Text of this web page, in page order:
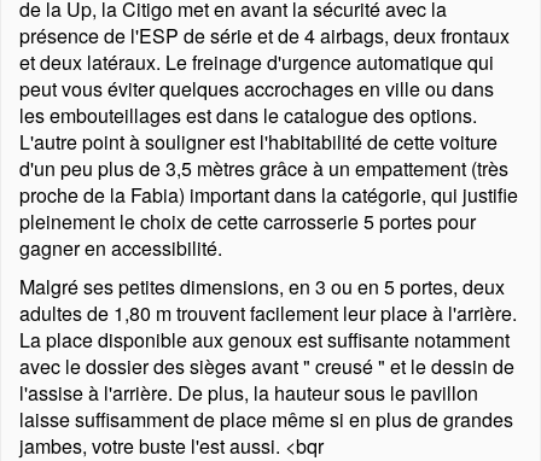
de la Up, la Citigo met en avant la sécurité avec la
présence de l'ESP de série et de 4 airbags, deux frontaux
et deux latéraux. Le freinage d'urgence automatique qui
peut vous éviter quelques accrochages en ville ou dans
les embouteillages est dans le catalogue des options.
L'autre point à souligner est l'habitabilité de cette voiture
d'un peu plus de 3,5 mètres grâce à un empattement (très
proche de la Fabia) important dans la catégorie, qui justifie
pleinement le choix de cette carrosserie 5 portes pour
gagner en accessibilité.
Malgré ses petites dimensions, en 3 ou en 5 portes, deux
adultes de 1,80 m trouvent facilement leur place à l'arrière.
La place disponible aux genoux est suffisante notamment
avec le dossier des sièges avant
creusé
et le dessin de
l'assise à l'arrière. De plus, la hauteur sous le pavillon
laisse suffisamment de place même si en plus de grandes
jambes, votre buste l'est aussi. <bqr